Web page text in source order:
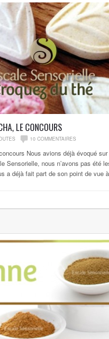
LE CONCOURS
10 COMMENTAIRES
Nous avions déjà évoqué
Sensorielle, nous n’avons pas été
a déjà fait part de son point de vue